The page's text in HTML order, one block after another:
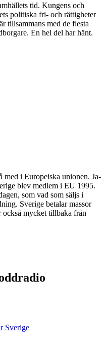
tid. Kungens och
politiska fri- och rättigheter
tillsammans med de flesta
En hel del har hänt.
med i Europeiska unionen. Ja-
blev medlem i EU 1995.
som vad som säljs i
Sverige betalar massor
också mycket tillbaka från
Sverige